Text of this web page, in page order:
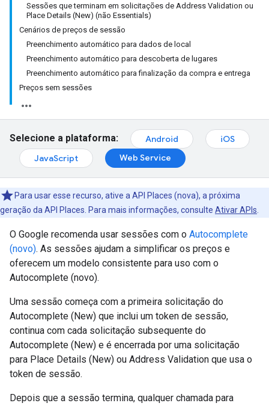
Sessões que terminam em solicitações de Address Validation ou
Place Details (New) (não Essentials)
Cenários de preços de sessão
Preenchimento automático para dados de local
Preenchimento automático para descoberta de lugares
Preenchimento automático para finalização da compra e entrega
Preços sem sessões
Selecione a plataforma: Android
iOS
JavaScript
Web Service
Para usar esse recurso, ative a API Places (nova), a próxima
geração da API Places. Para mais informações, consulte Ativar APIs
O Google recomenda usar sessões com o Autocomplete
(novo). As sessões ajudam a simplificar os preços e
oferecem um modelo consistente para uso com o
Autocomplete (novo).
Uma sessão começa com a primeira solicitação do
Autocomplete (New) que inclui um token de sessão,
continua com cada solicitação subsequente do
Autocomplete (New) e é encerrada por uma solicitação
para Place Details (New) ou Address Validation que usa o
token de sessão.
Depois que a sessão termina, qualquer chamada para